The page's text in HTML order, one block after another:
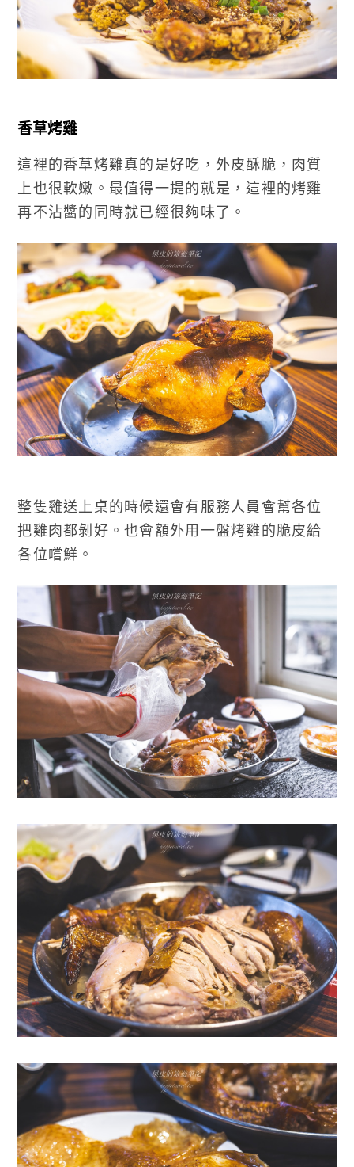
香草烤雞
這裡的香草烤雞真的是好吃，外皮酥脆，肉質
上也很軟嫩。最值得一提的就是，這裡的烤雞
再不沾醬的同時就已經很夠味了。
整隻雞送上桌的時候還會有服務人員會幫各位
把雞肉都剝好。也會額外用一盤烤雞的脆皮給
各位嚐鮮。